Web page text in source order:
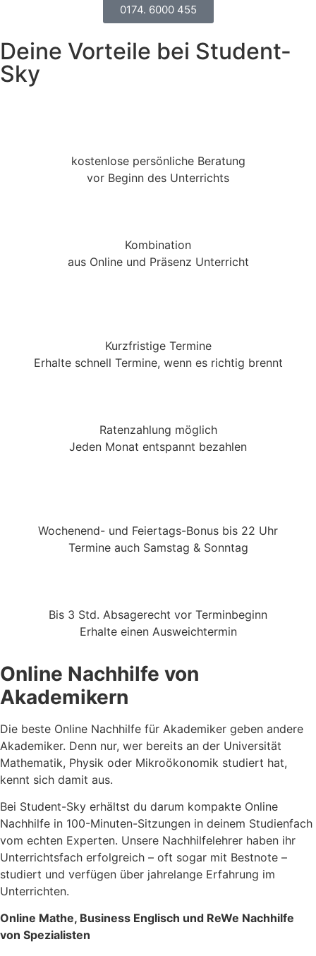
0174. 6000 455
Deine Vorteile bei Student-
Sky
kostenlose persönliche Beratung
vor Beginn des Unterrichts
Kombination
aus Online und Präsenz Unterricht
Kurzfristige Termine
Erhalte schnell Termine, wenn es richtig brennt
Ratenzahlung möglich
Jeden Monat entspannt bezahlen
Wochenend- und Feiertags-Bonus bis 22 Uhr
Termine auch Samstag & Sonntag
Bis 3 Std. Absagerecht vor Terminbeginn
Erhalte einen Ausweichtermin
Online Nachhilfe von
Akademikern
Die beste Online Nachhilfe für Akademiker geben andere
Akademiker. Denn nur, wer bereits an der Universität
Mathematik, Physik oder Mikroökonomik studiert hat,
kennt sich damit aus.
Bei Student-Sky erhältst du darum kompakte Online
Nachhilfe in 100-Minuten-Sitzungen in deinem Studienfach
vom echten Experten. Unsere Nachhilfelehrer haben ihr
Unterrichtsfach erfolgreich – oft sogar mit Bestnote –
studiert und verfügen über jahrelange Erfahrung im
Unterrichten.
Online Mathe, Business Englisch und ReWe Nachhilfe
von Spezialisten